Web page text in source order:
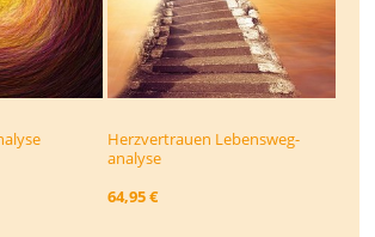
Herzvertrauen Lebensweg­
analyse
64,95 €